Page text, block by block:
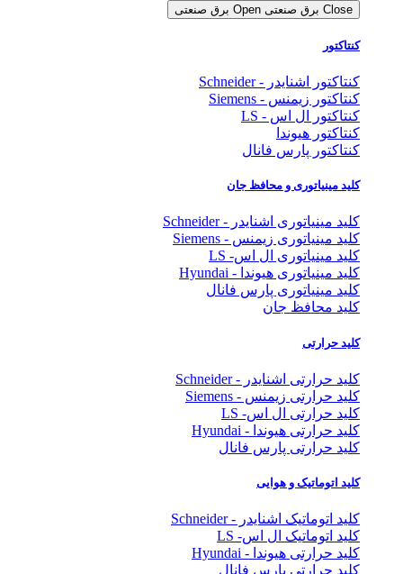
Close برق صنعتی Open برق صنعتی
کنتاکتور
کنتاکتور اشنایدر - Schneider
کنتاکتور زیمنس - Siemens
کنتاکتور ال اس - LS
کنتاکتور هیوندا
کنتاکتور پارس فانال
کلید مینیاتوری و محافظ جان
کلید مینیاتوری اشنایدر - Schneider
کلید مینیاتوری زیمنس - Siemens
کلید مینیاتوری ال اس- LS
کلید مینیاتوری هیوندا - Hyundai
کلید مینیاتوری پارس فانال
کلید محافظ جان
کلید حرارتی
کلید حرارتی اشنایدر - Schneider
کلید حرارتی زیمنس - Siemens
کلید حرارتی ال اس- LS
کلید حرارتی هیوندا - Hyundai
کلید حرارتی پارس فانال
کلید اتوماتیک و هوایی
کلید اتوماتیک اشنایدر - Schneider
کلید اتوماتیک ال اس- LS
کلید حرارتی هیوندا - Hyundai
کلید حرارتی پارس فانال